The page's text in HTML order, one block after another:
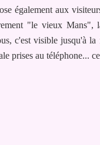
également aux
"le vieux Mans",
c'est visible jusqu'à
prises au téléphone...